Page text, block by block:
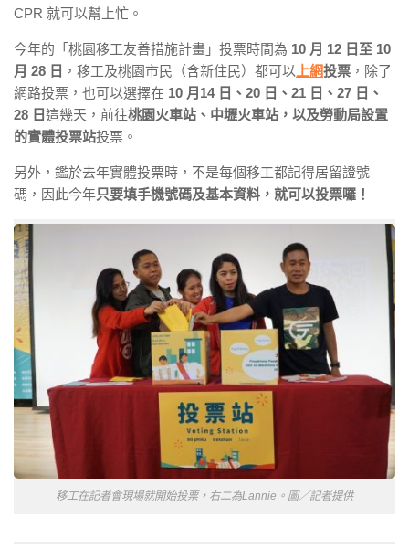
CPR 就可以幫上忙。
今年的「桃園移工友善措施計畫」投票時間為 10 月 12 日至 10
月 28 日 ，移工及桃園市民（含新住民）都可以 上網投票 ，除了
網路投票，也可以選擇在 10 月14 日、20 日、21 日、27 日、
28 日這幾天，前往桃園火車站、中壢火車站，以及勞動局設置
的實體投票站投票。
另外，鑑於去年實體投票時，不是每個移工都記得居留證號
碼，因此今年只要填手機號碼及基本資料，就可以投票囉！
移工在記者會現場就開始投票，右二為Lannie。圖／記者提供